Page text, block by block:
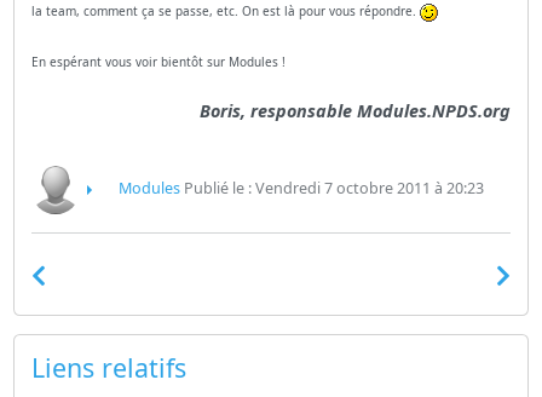
la team, comment ça se passe, etc. On est là pour vous répondre.
En espérant vous voir bientôt sur Modules !
Boris, responsable Modules.NPDS.org
ModulesPublié le : Vendredi 7 octobre 2011 à 20:23
Liens relatifs